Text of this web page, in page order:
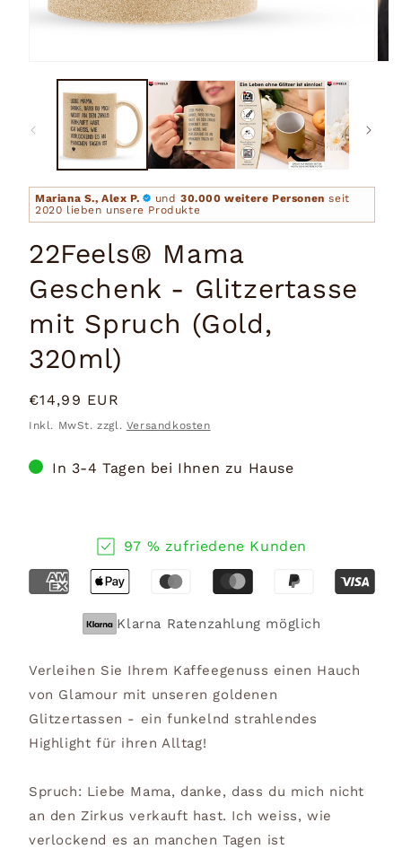
Mariana S., Alex P. und 30.000 weitere Personen seit
2020 lieben unsere Produkte
22Feels® Mama
Geschenk - Glitzertasse
mit Spruch (Gold,
320ml)
Normaler
Preis
€14,99 EUR
Inkl. MwSt. zzgl. Versandkosten
In 3-4 Tagen bei Ihnen zu Hause
97 % zufriedene Kunden
Klarna Ratenzahlung möglich
Verleihen Sie Ihrem Kaffeegenuss einen Hauch
von Glamour mit unseren goldenen
Glitzertassen - ein funkelnd strahlendes
Highlight für ihren Alltag!
Spruch: Liebe Mama, danke, dass du mich nicht
an den Zirkus verkauft hast. Ich weiss, wie
verlockend es an manchen Tagen ist